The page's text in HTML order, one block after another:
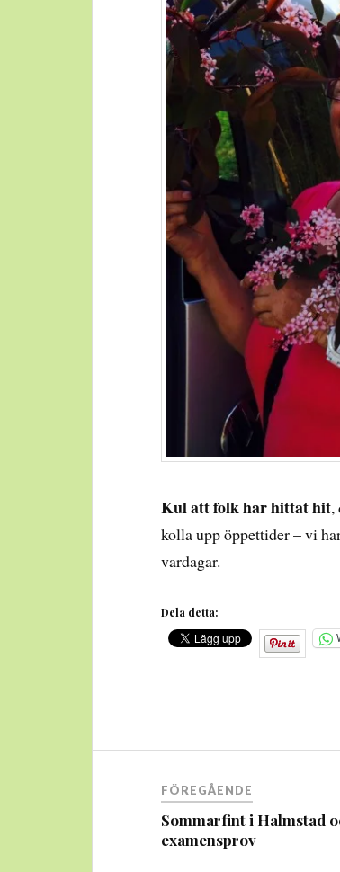
Kul att folk har hittat hit,
kolla upp öppettider – vi
vardagar.
Dela detta:
FÖREGÅENDE
Sommarfint i Halmstad
examensprov